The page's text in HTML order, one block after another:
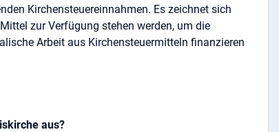
Senior:innen
Kirchensteuereinnahmen. Es zeichnet sich
zur Verfügung stehen werden, um die
Arbeit aus Kirchensteuermitteln finanzieren
aus?